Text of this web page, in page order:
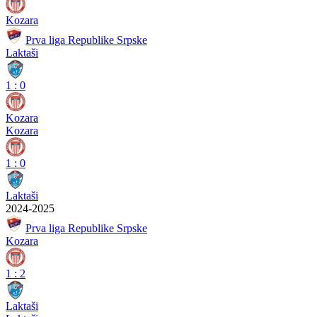
Kozara
Prva liga Republike Srpske
Laktaši
1 : 0
Kozara
Kozara
1 : 0
Laktaši
2024-2025
Prva liga Republike Srpske
Kozara
1 : 2
Laktaši